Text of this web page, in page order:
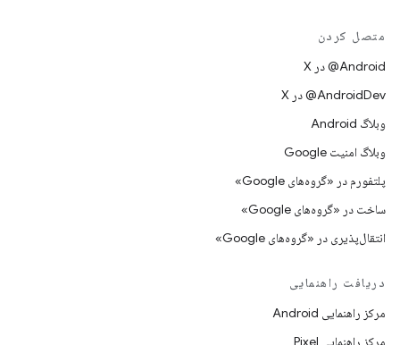
متصل کردن
‫‎@Android در X
‫‎@AndroidDev در X
وبلاگ Android
وبلاگ امنیت Google
پلتفورم در «گروه‌های Google»
ساخت در «گروه‌های Google»
انتقال‌پذیری در «گروه‌های Google»
دریافت راهنمایی
مرکز راهنمایی Android
مرکز راهنمایی Pixel